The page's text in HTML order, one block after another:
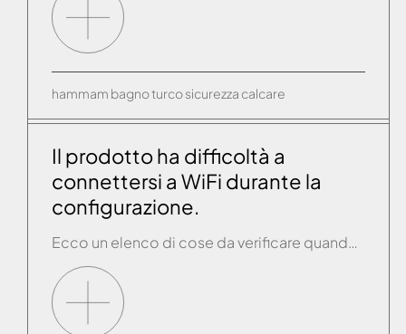
hammam bagno turcosicurezza calcare
Il prodotto ha difficoltà a
connettersi a WiFi durante la
configurazione.
Ecco un elenco di cose da verificare quando si presenta questa casistica: -Verificare che si stia inserendo la password corretta della propria rete WiFi. -Avvicinarsi al prodotto con il tablet con cui si sta effettuando la configurazione. -Posizionarsi vicino al prodotto ed usare un altro smartphone o tablet per connettersi al router WiFi e verificare […]